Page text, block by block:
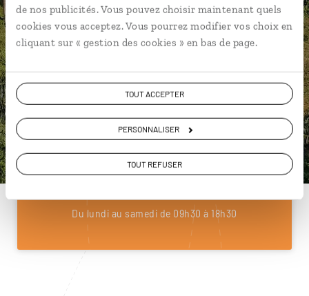
de nos publicités. Vous pouvez choisir maintenant quels
cookies vous acceptez. Vous pourrez modifier vos choix en
cliquant sur « gestion des cookies » en bas de page.
TOUT ACCEPTER
PERSONNALISER
TOUT REFUSER
Vous gardez le même interlocuteur avant,
pendant et après votre voyage.
DEMANDER UN DEVIS
ou
Construisez votre voyage avec un spécialiste Cuba
01 85 08 23 55
Du lundi au samedi de 09h30 à 18h30